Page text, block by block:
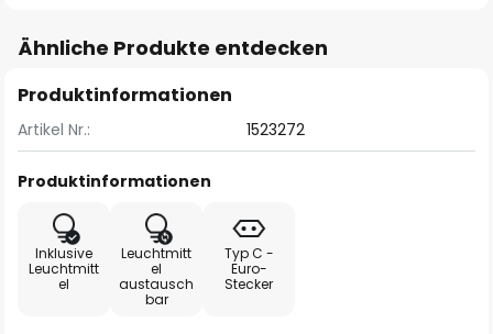
Ähnliche Produkte entdecken
Produktinformationen
Artikel Nr.: 1523272
Produktinformationen
Inklusive
Leuchtmitt
el
Leuchtmitt
el
austausch
bar
Typ C -
Euro-
Stecker